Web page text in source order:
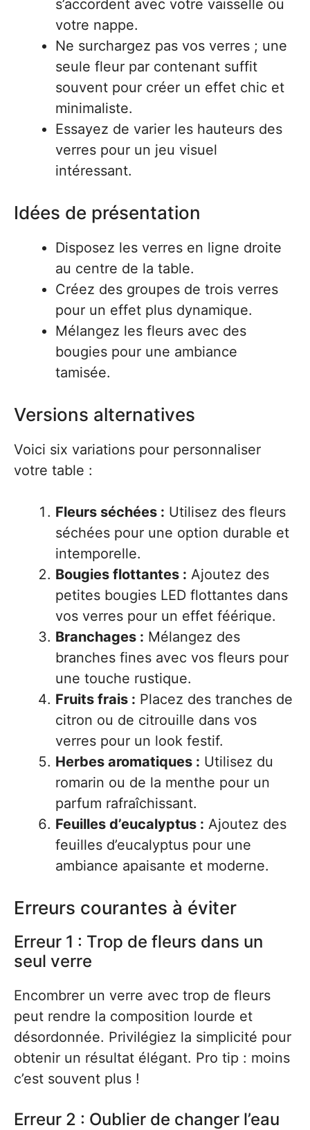
s’accordent avec votre vaisselle ou
votre nappe.
Ne surchargez pas vos verres ; une
seule fleur par contenant suffit
souvent pour créer un effet chic et
minimaliste.
Essayez de varier les hauteurs des
verres pour un jeu visuel
intéressant.
Idées de présentation
Disposez les verres en ligne droite
au centre de la table.
Créez des groupes de trois verres
pour un effet plus dynamique.
Mélangez les fleurs avec des
bougies pour une ambiance
tamisée.
Versions alternatives
Voici six variations pour personnaliser
votre table :
Fleurs séchées : Utilisez des fleurs
séchées pour une option durable et
intemporelle.
Bougies flottantes : Ajoutez des
petites bougies LED flottantes dans
vos verres pour un effet féérique.
Branchages : Mélangez des
branches fines avec vos fleurs pour
une touche rustique.
Fruits frais : Placez des tranches de
citron ou de citrouille dans vos
verres pour un look festif.
Herbes aromatiques : Utilisez du
romarin ou de la menthe pour un
parfum rafraîchissant.
Feuilles d’eucalyptus : Ajoutez des
feuilles d’eucalyptus pour une
ambiance apaisante et moderne.
Erreurs courantes à éviter
Erreur 1 : Trop de fleurs dans un
seul verre
Encombrer un verre avec trop de fleurs
peut rendre la composition lourde et
désordonnée. Privilégiez la simplicité pour
obtenir un résultat élégant. Pro tip : moins
c’est souvent plus !
Erreur 2 : Oublier de changer l’eau